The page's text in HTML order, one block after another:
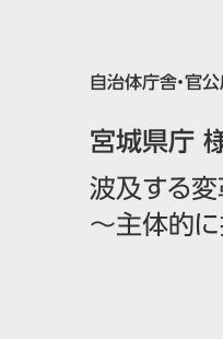
自治体庁舎・官
宮城県庁
波及する変
〜主体的